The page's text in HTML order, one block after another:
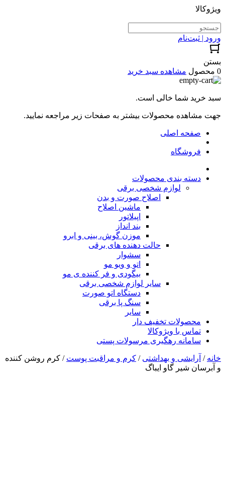
ویژوکالا
ورود | ثبت‌نام
بستن
0 محصول
مشاهده سبد خرید
سبد خرید شما خالی است.
جهت مشاهده محصولات بیشتر به صفحات زیر مراجعه نمایید.
صفحه اصلی
فروشگاه
دسته بندی محصولات
لوازم شخصی برقی
اصلاح صورت و بدن
ماشین اصلاح
اپیلاتور
بند انداز
موزن گوش، بینی و ابرو
حالت دهنده های برقی
سشوار
اتو و ویو مو
بیگودی و فر کننده ی مو
سایر لوازم شخصی برقی
دستگاه اتو صورت
سنگ پا برقی
سایر
محصولات تخفیف دار
تماس با ویژوکالا
سامانه رهگیری مرسولات پستی
خانه / آرایشی و بهداشتی / کرم و مراقبت پوست / کرم روشن کننده
و آبرسان شیر گاو ایباگ